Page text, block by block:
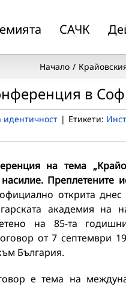
САЧК
Начало
в
идентичност | Етикети:
на тема
Преплетените
открита днес
академия на
на 85-та
от 7 септември
България.
е тема на